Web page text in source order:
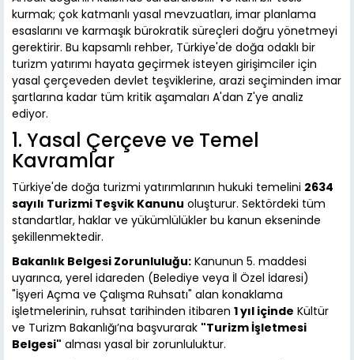
kurmak; çok katmanlı yasal mevzuatları, imar planlama
esaslarını ve karmaşık bürokratik süreçleri doğru yönetmeyi
gerektirir. Bu kapsamlı rehber, Türkiye'de doğa odaklı bir
turizm yatırımı hayata geçirmek isteyen girişimciler için
yasal çerçeveden devlet teşviklerine, arazi seçiminden imar
şartlarına kadar tüm kritik aşamaları A'dan Z'ye analiz
ediyor.
1. Yasal Çerçeve ve Temel
Kavramlar
Türkiye'de doğa turizmi yatırımlarının hukuki temelini 2634
sayılı Turizmi Teşvik Kanunu oluşturur. Sektördeki tüm
standartlar, haklar ve yükümlülükler bu kanun ekseninde
şekillenmektedir.
Bakanlık Belgesi Zorunluluğu: Kanunun 5. maddesi
uyarınca, yerel idareden (Belediye veya İl Özel İdaresi)
"İşyeri Açma ve Çalışma Ruhsatı" alan konaklama
işletmelerinin, ruhsat tarihinden itibaren 1 yıl içinde Kültür
ve Turizm Bakanlığı’na başvurarak "Turizm İşletmesi
Belgesi" alması yasal bir zorunluluktur.